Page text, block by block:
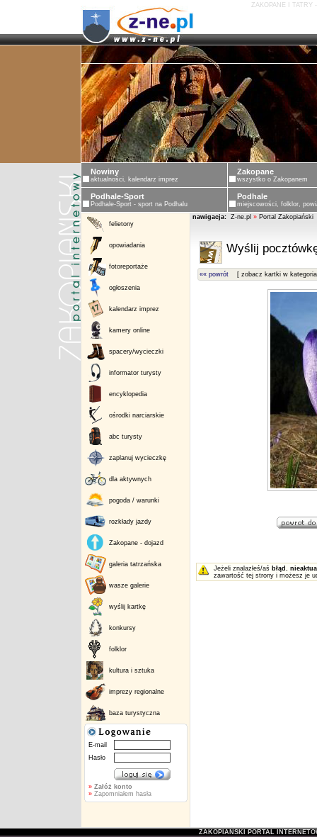
ZAKOPANE I TATRY
Nowiny
aktualności, kalendarz imprez
Zakopane
wszystko o Zakopanem
Podhale-Sport
Podhale-Sport - sport na Podhalu
Podhale
miejscowości, folklor,
felietony
opowiadania
fotoreportaże
ogłoszenia
kalendarz imprez
kamery online
spacery/wycieczki
informator turysty
encyklopedia
ośrodki narciarskie
abc turysty
zaplanuj wycieczkę
dla aktywnych
pogoda / warunki
rozkłady jazdy
Zakopane - dojazd
galeria tatrzańska
wasze galerie
wyślij kartkę
konkursy
folklor
kultura i sztuka
imprezy regionalne
baza turystyczna
E-mail
Hasło
» Załóż konto
»Zapomniałem hasła
nawigacja: Z-ne.pl » Portal Zakopiański
Wyślij
«« powrót [ zobacz kartki w
Jeżeli znalazłeś/aś błąd ,
zawartość tej strony i możesz je
ZAKOPIAŃSKI PORTAL